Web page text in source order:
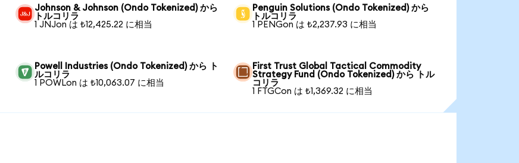
Johnson & Johnson (Ondo Tokenized) から
トルコリラ
1 JNJon は ₺12,425.22 に相当
Penguin Solutions (Ondo Tokenized) から
トルコリラ
1 PENGon は ₺2,237.93 に相当
Powell Industries (Ondo Tokenized) から ト
ルコリラ
1 POWLon は ₺10,063.07 に相当
First Trust Global Tactical Commodity
Strategy Fund (Ondo Tokenized) から トル
コリラ
1 FTGCon は ₺1,369.32 に相当